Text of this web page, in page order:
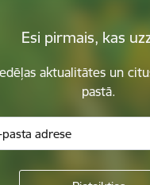
Esi pirmais, kas
aktualitātes un
pastā.